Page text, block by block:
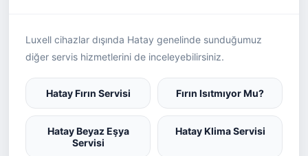
Luxell cihazlar dışında Hatay genelinde sunduğumuz
diğer servis hizmetlerini de inceleyebilirsiniz.
Hatay Fırın Servisi Fırın Isıtmıyor Mu?
Hatay Beyaz Eşya
Servisi
Hatay Klima Servisi